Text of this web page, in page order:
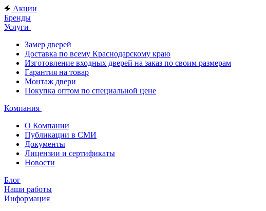
Акции
Бренды
Услуги
Замер дверей
Доставка по всему Краснодарскому краю
Изготовление входных дверей на заказ по своим размерам
Гарантия на товар
Монтаж двери
Покупка оптом по специальной цене
Компания
О Компании
Публикации в СМИ
Документы
Лицензии и сертификаты
Новости
Блог
Наши работы
Информация